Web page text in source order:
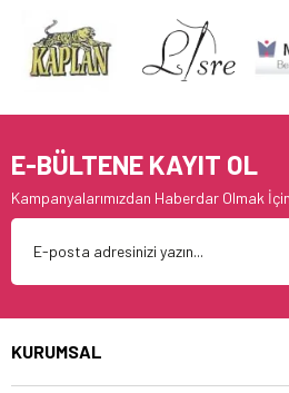
E-BÜLTENE KAYIT OL
Kampanyalarımızdan Haberdar Olmak
KURUMSAL